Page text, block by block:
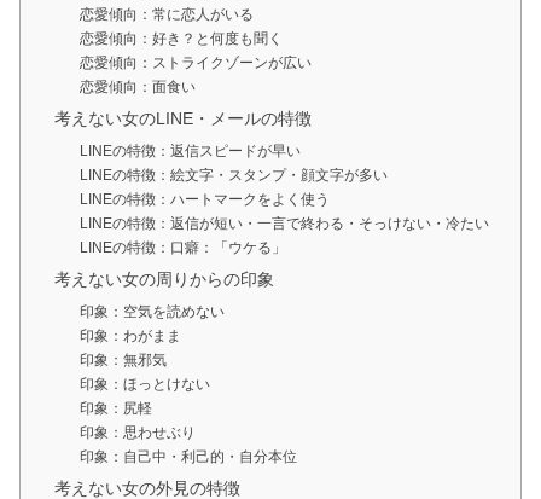
恋愛傾向：常に恋人がいる
恋愛傾向：好き？と何度も聞く
恋愛傾向：ストライクゾーンが広い
恋愛傾向：面食い
考えない女のLINE・メールの特徴
LINEの特徴：返信スピードが早い
LINEの特徴：絵文字・スタンプ・顔文字が多い
LINEの特徴：ハートマークをよく使う
LINEの特徴：返信が短い・一言で終わる・そっけない・冷たい
LINEの特徴：口癖：「ウケる」
考えない女の周りからの印象
印象：空気を読めない
印象：わがまま
印象：無邪気
印象：ほっとけない
印象：尻軽
印象：思わせぶり
印象：自己中・利己的・自分本位
考えない女の外見の特徴